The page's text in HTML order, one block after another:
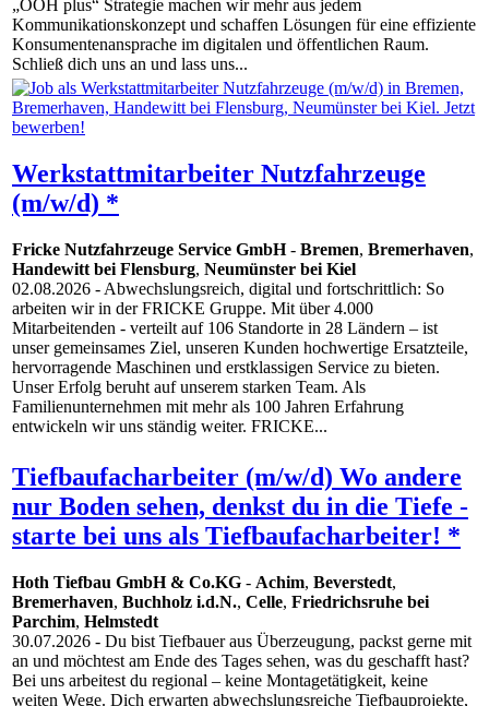
„OOH plus“ Strategie machen wir mehr aus jedem
Kommunikationskonzept und schaffen Lösungen für eine effiziente
Konsumentenansprache im digitalen und öffentlichen Raum.
Schließ dich uns an und lass uns...
Werkstattmitarbeiter Nutzfahrzeuge
(m/w/d) *
Fricke Nutzfahrzeuge Service GmbH- Bremen, Bremerhaven,
Handewitt bei Flensburg, Neumünster bei Kiel
02.08.2026 - Abwechslungsreich, digital und fortschrittlich: So
arbeiten wir in der FRICKE Gruppe. Mit über 4.000
Mitarbeitenden - verteilt auf 106 Standorte in 28 Ländern – ist
unser gemeinsames Ziel, unseren Kunden hochwertige Ersatzteile,
hervorragende Maschinen und erstklassigen Service zu bieten.
Unser Erfolg beruht auf unserem starken Team. Als
Familienunternehmen mit mehr als 100 Jahren Erfahrung
entwickeln wir uns ständig weiter. FRICKE...
Tiefbaufacharbeiter (m/w/d) Wo andere
nur Boden sehen, denkst du in die Tiefe -
starte bei uns als Tiefbaufacharbeiter! *
Hoth Tiefbau GmbH & Co.KG - Achim, Beverstedt,
Bremerhaven, Buchholz i.d.N., Celle, Friedrichsruhe bei
Parchim, Helmstedt
30.07.2026 - Du bist Tiefbauer aus Überzeugung, packst gerne mit
an und möchtest am Ende des Tages sehen, was du geschafft hast?
Bei uns arbeitest du regional – keine Montagetätigkeit, keine
weiten Wege. Dich erwarten abwechslungsreiche Tiefbauprojekte,